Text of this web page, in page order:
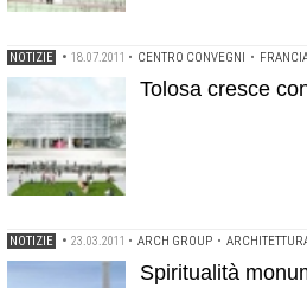
NOTIZIE • 18.07.2011 • CENTRO CONVEGNI •
Tolosa cresce
NOTIZIE • 23.03.2011 • ARCH GROUP •
Spiritualità